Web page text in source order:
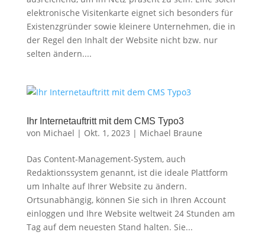
elektronische Visitenkarte eignet sich besonders für
Existenzgründer sowie kleinere Unternehmen, die in
der Regel den Inhalt der Website nicht bzw. nur
selten ändern....
Ihr Internetauftritt mit dem CMS Typo3
von Michael | Okt. 1, 2023 | Michael Braune
Das Content-Management-System, auch
Redaktionssystem genannt, ist die ideale Plattform
um Inhalte auf Ihrer Website zu ändern.
Ortsunabhängig, können Sie sich in Ihren Account
einloggen und Ihre Website weltweit 24 Stunden am
Tag auf dem neuesten Stand halten. Sie...